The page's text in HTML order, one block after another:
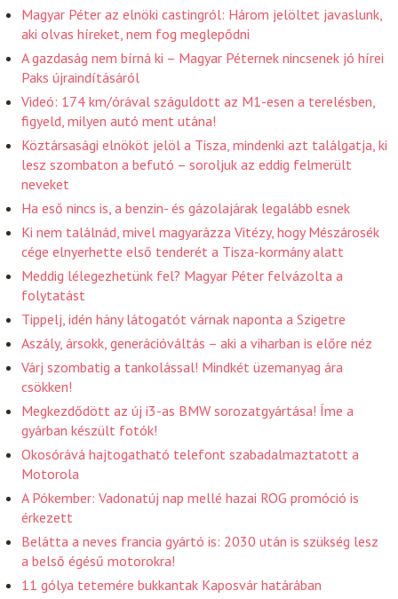
Magyar Péter az elnöki castingról: Három jelöltet javaslunk,
aki olvas híreket, nem fog meglepődni
A gazdaság nem bírná ki – Magyar Péternek nincsenek jó hírei
Paks újraindításáról
Videó: 174 km/órával száguldott az M1-esen a terelésben,
figyeld, milyen autó ment utána!
Köztársasági elnököt jelöl a Tisza, mindenki azt találgatja, ki
lesz szombaton a befutó – soroljuk az eddig felmerült
neveket
Ha eső nincs is, a benzin- és gázolajárak legalább esnek
Ki nem találnád, mivel magyarázza Vitézy, hogy Mészárosék
cége elnyerhette első tenderét a Tisza-kormány alatt
Meddig lélegezhetünk fel? Magyar Péter felvázolta a
folytatást
Tippelj, idén hány látogatót várnak naponta a Szigetre
Aszály, ársokk, generációváltás – aki a viharban is előre néz
Várj szombatig a tankolással! Mindkét üzemanyag ára
csökken!
Megkezdődött az új i3-as BMW sorozatgyártása! Íme a
gyárban készült fotók!
Okosórává hajtogatható telefont szabadalmaztatott a
Motorola
A Pókember: Vadonatúj nap mellé hazai ROG promóció is
érkezett
Belátta a neves francia gyártó is: 2030 után is szükség lesz
a belső égésű motorokra!
11 gólya tetemére bukkantak Kaposvár határában